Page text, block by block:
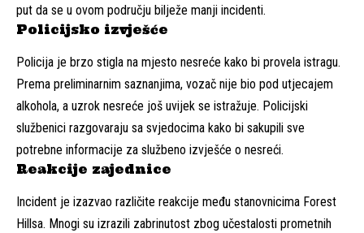
put da se u ovom području bilježe manji incidenti.
Policijsko izvješće
Policija je brzo stigla na mjesto nesreće kako bi provela istragu.
Prema preliminarnim saznanjima, vozač nije bio pod utjecajem
alkohola, a uzrok nesreće još uvijek se istražuje. Policijski
službenici razgovaraju sa svjedocima kako bi sakupili sve
potrebne informacije za službeno izvješće o nesreći.
Reakcije zajednice
Incident je izazvao različite reakcije među stanovnicima Forest
Hillsa. Mnogi su izrazili zabrinutost zbog učestalosti prometnih